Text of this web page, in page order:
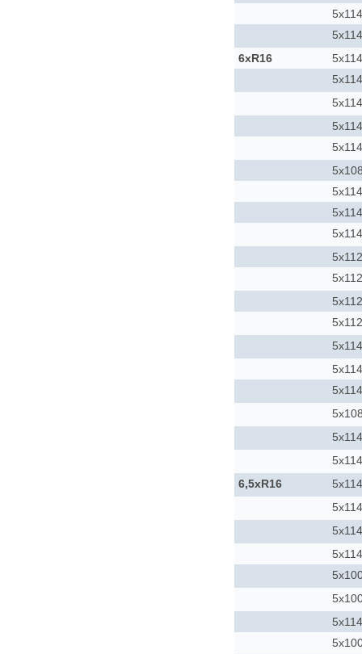
6xR16
5x112
5x112
5x112
5x112
6,5xR16